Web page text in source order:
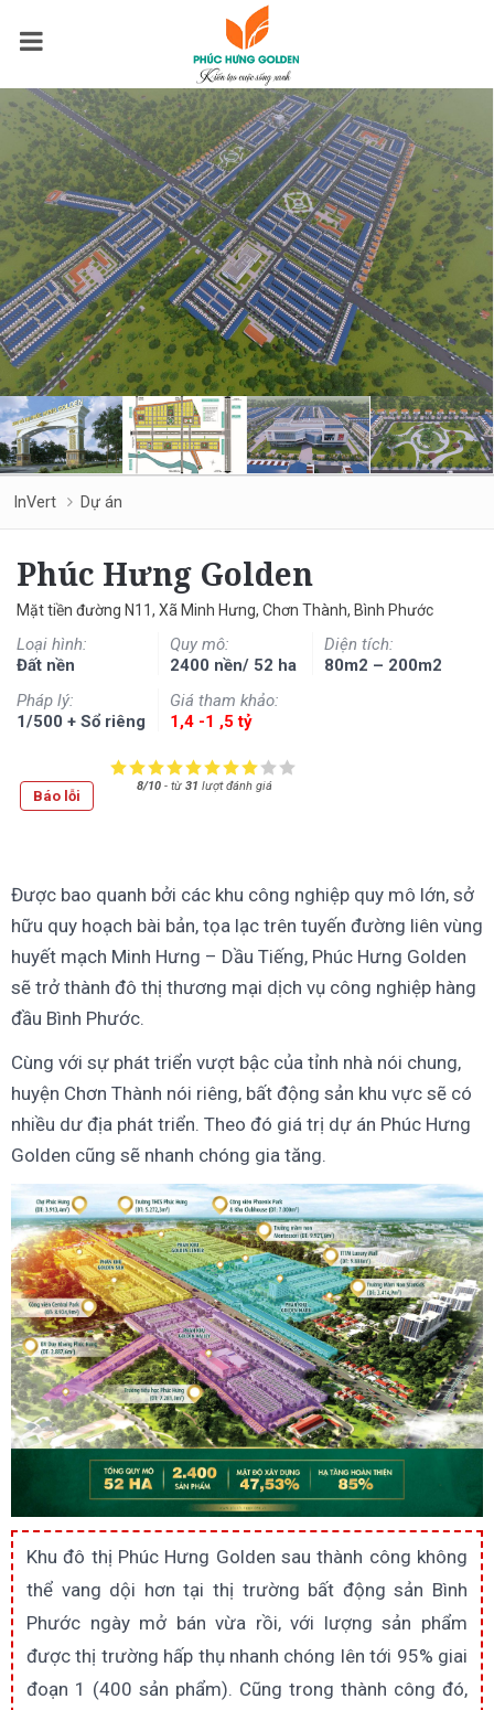
InVert Dự án
Phúc Hưng Golden
Mặt tiền đường N11, Xã Minh Hưng, Chơn Thành, Bình Phước
Loại hình:
Đất nền
Quy mô:
2400 nền/ 52 ha
Diện tích:
80m2 – 200m2
Pháp lý:
1/500 + Sổ riêng
Giá tham khảo:
1,4 -1 ,5 tỷ
Báo lỗi
8/10- từ 31 lượt đánh giá
Được bao quanh bởi các khu công nghiệp quy mô lớn, sở
hữu quy hoạch bài bản, tọa lạc trên tuyến đường liên vùng
huyết mạch Minh Hưng – Dầu Tiếng, Phúc Hưng Golden
sẽ trở thành đô thị thương mại dịch vụ công nghiệp hàng
đầu Bình Phước.
Cùng với sự phát triển vượt bậc của tỉnh nhà nói chung,
huyện Chơn Thành nói riêng, bất động sản khu vực sẽ có
nhiều dư địa phát triển. Theo đó giá trị dự án Phúc Hưng
Golden cũng sẽ nhanh chóng gia tăng.
Khu đô thị Phúc Hưng Golden sau thành công không
thể vang dội hơn tại thị trường bất động sản Bình
Phước ngày mở bán vừa rồi, với lượng sản phẩm
được thị trường hấp thụ nhanh chóng lên tới 95% giai
đoạn 1 (400 sản phẩm). Cũng trong thành công đó,